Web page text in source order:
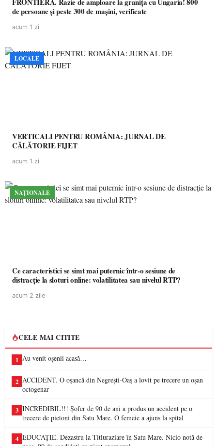
de persoane și peste 300 de mașini, verificate
acum 1 zi
LOCALE
VERTICALI PENTRU ROMÂNIA: JURNAL DE
CĂLĂTORIE FIJET
acum 1 zi
NAȚIONALE
Ce caracteristici se simt mai puternic într-o sesiune de
distracție la sloturi online: volatilitatea sau nivelul RTP?
acum 2 zile
CELE MAI CITITE
1 Au venit oșenii acasă…
2 ACCIDENT. O oșancă din Negrești-Oaș a lovit pe trecere un oșan
octogenar
3 INCREDIBIL!!! Șofer de 90 de ani a produs un accident pe o
trecere de pietoni din Satu Mare. O femeie a ajuns la spital
4 EDUCAȚIE. Dezastru la Titluraziare în Satu Mare. Nicio notă de